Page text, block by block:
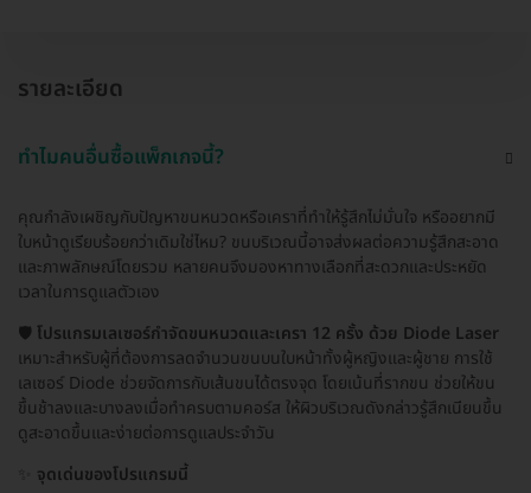
รายละเอียด
ทำไมคนอื่นซื้อแพ็กเกจนี้?
คุณกำลังเผชิญกับปัญหาขนหนวดหรือเคราที่ทำให้รู้สึกไม่มั่นใจ หรืออยากมี
ใบหน้าดูเรียบร้อยกว่าเดิมใช่ไหม? ขนบริเวณนี้อาจส่งผลต่อความรู้สึกสะอาด
และภาพลักษณ์โดยรวม หลายคนจึงมองหาทางเลือกที่สะดวกและประหยัด
เวลาในการดูแลตัวเอง
🛡️ โปรแกรมเลเซอร์กำจัดขนหนวดและเครา 12 ครั้ง ด้วย Diode Laser
เหมาะสำหรับผู้ที่ต้องการลดจำนวนขนบนใบหน้าทั้งผู้หญิงและผู้ชาย การใช้
เลเซอร์ Diode ช่วยจัดการกับเส้นขนได้ตรงจุด โดยเน้นที่รากขน ช่วยให้ขน
ขึ้นช้าลงและบางลงเมื่อทำครบตามคอร์ส ให้ผิวบริเวณดังกล่าวรู้สึกเนียนขึ้น
ดูสะอาดขึ้นและง่ายต่อการดูแลประจำวัน
จุดเด่นของโปรแกรมนี้